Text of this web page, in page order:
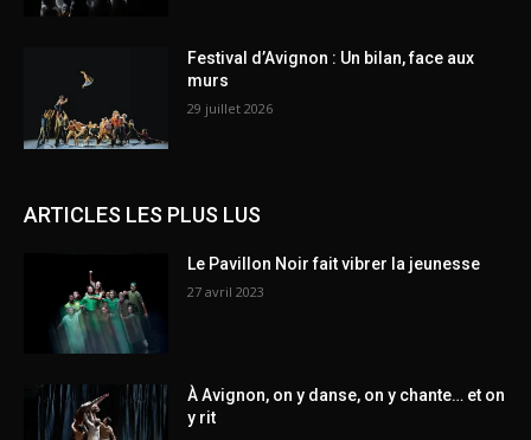
Festival d’Avignon : Un bilan, face aux
murs
29 juillet 2026
ARTICLES LES PLUS LUS
Le Pavillon Noir fait vibrer la jeunesse
27 avril 2023
À Avignon, on y danse, on y chante… et on
y rit